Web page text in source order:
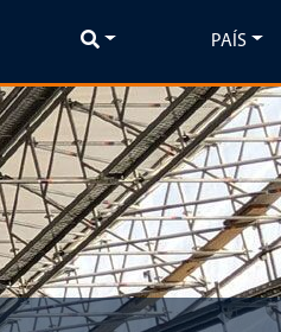
PAÍS